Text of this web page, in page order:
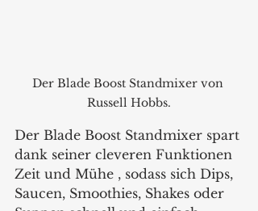
Der Blade Boost Standmixer von
Russell Hobbs.
Der Blade Boost Standmixer spart
dank seiner cleveren Funktionen
Zeit und Mühe , sodass sich Dips,
Saucen, Smoothies, Shakes oder